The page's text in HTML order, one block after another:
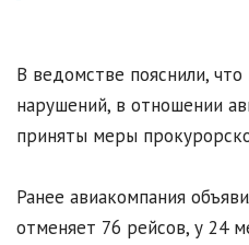
В ведомстве пояснили, что
нарушений, в отношении
приняты меры
Ранее авиакомпания
отменяет 76 рейсов, у 24